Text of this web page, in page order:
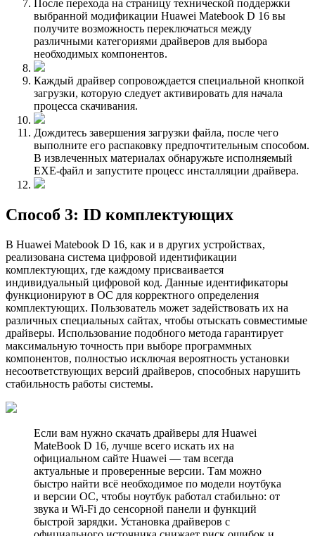
После перехода на страницу технической поддержки
выбранной модификации Huawei Matebook D 16 вы
получите возможность переключаться между
различными категориями драйверов для выбора
необходимых компонентов.
Каждый драйвер сопровождается специальной кнопкой
загрузки, которую следует активировать для начала
процесса скачивания.
Дождитесь завершения загрузки файла, после чего
выполните его распаковку предпочтительным способом.
В извлеченных материалах обнаружьте исполняемый
EXE-файл и запустите процесс инсталляции драйвера.
Способ 3: ID комплектующих
В Huawei Matebook D 16, как и в других устройствах,
реализована система цифровой идентификации
комплектующих, где каждому присваивается
индивидуальный цифровой код. Данные идентификаторы
функционируют в ОС для корректного определения
комплектующих. Пользователь может задействовать их на
различных специальных сайтах, чтобы отыскать совместимые
драйверы. Использование подобного метода гарантирует
максимальную точность при выборе программных
компонентов, полностью исключая вероятность установки
несоответствующих версий драйверов, способных нарушить
стабильность работы системы.
Если вам нужно скачать драйверы для Huawei
MateBook D 16, лучше всего искать их на
официальном сайте Huawei — там всегда
актуальные и проверенные версии. Там можно
быстро найти всё необходимое по модели ноутбука
и версии ОС, чтобы ноутбук работал стабильно: от
звука и Wi-Fi до сенсорной панели и функций
быстрой зарядки. Установка драйверов с